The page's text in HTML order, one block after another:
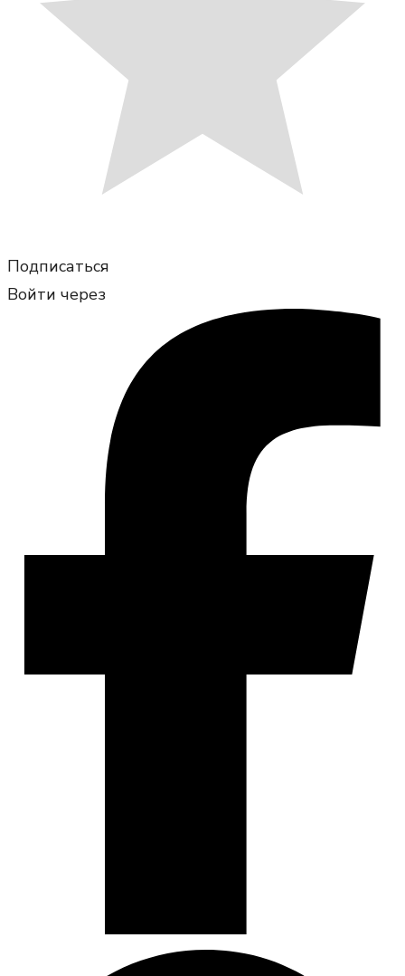
Подписаться
Войти через